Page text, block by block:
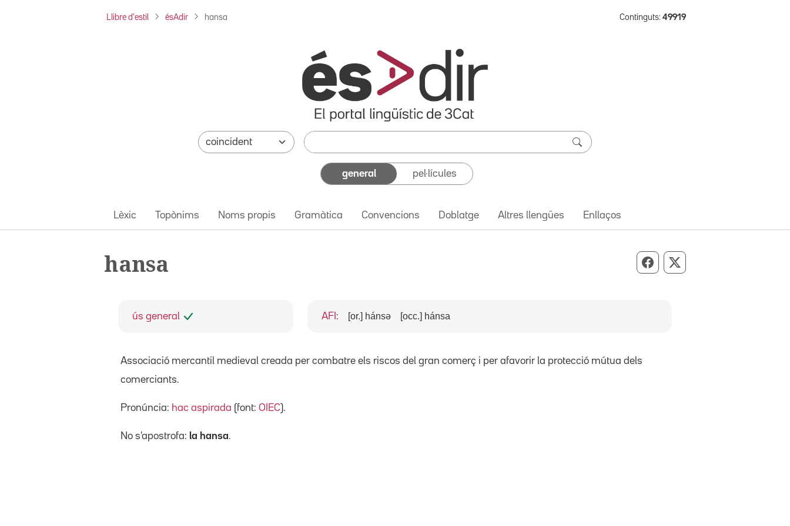
Llibre d'estil ésAdir hansa Continguts: 49919
general pel·lícules
Lèxic Topònims Noms propis Gramàtica Convencions Doblatge Altres llengües Enllaços
hansa Compartir per Facebook
Compartir per X
ús general AFI : [or.] hánsə [occ.] hánsa
Associació mercantil medieval creada per combatre els riscos del gran comerç i per afavorir la protecció mútua dels
comerciants.
Pronúncia: hac aspirada (font: OIEC).
No s'apostrofa: la hansa.